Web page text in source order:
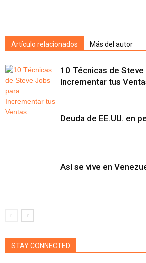
Artículo relacionados Más del autor
10 Técnicas de
Incrementar tus
Deuda de EE.UU. en
Así se vive en
STAY CONNECTED